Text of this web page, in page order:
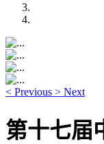
< Previous > Next
第十七届